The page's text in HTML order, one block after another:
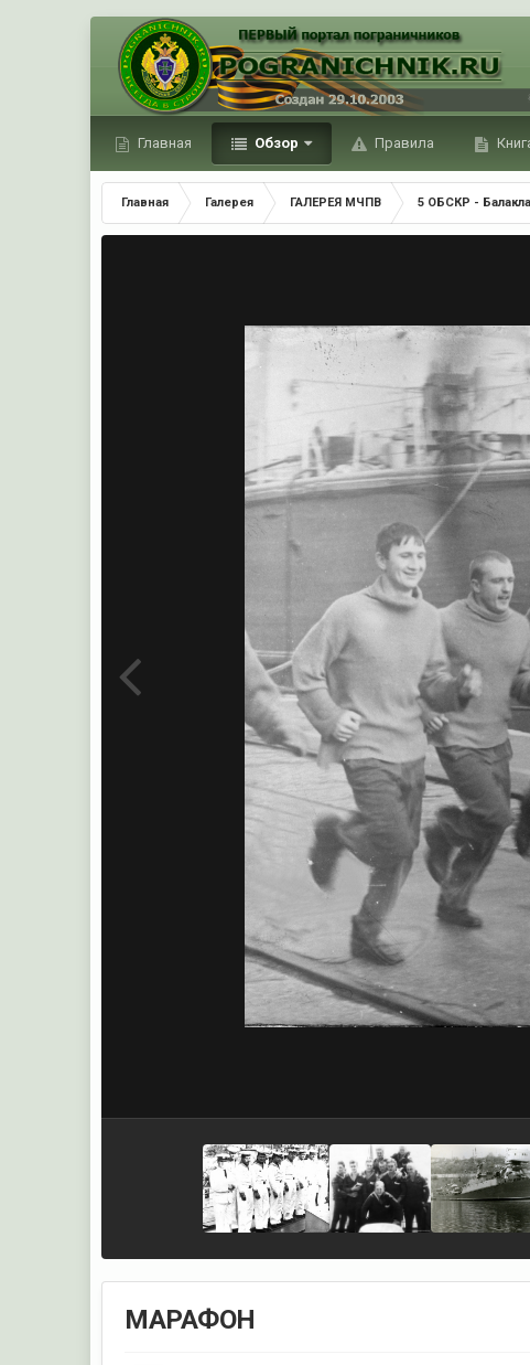
Главная Обзор Правила
Главная Галерея ГАЛЕРЕЯ МЧПВ 5 ОБСКР -
МАРАФОН